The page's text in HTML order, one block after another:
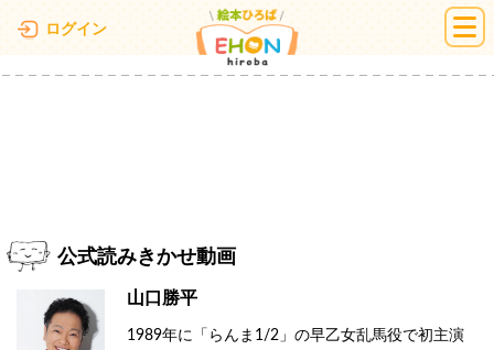
ログイン 絵本ひろば
公式読みきかせ動画
山口勝平
1989年に「らんま1/2」の早乙女乱馬役で初主演